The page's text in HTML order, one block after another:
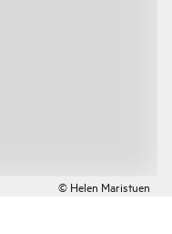
© Helen Maristuen